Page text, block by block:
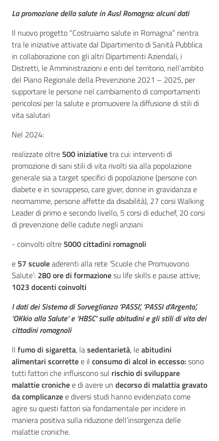
La promozione della salute in Ausl Romagna: alcuni dati
Il nuovo progetto “Costruiamo salute in Romagna” rientra
tra le iniziative attivate dal Dipartimento di Sanità Pubblica
in collaborazione con gli altri Dipartimenti Aziendali, i
Distretti, le Amministrazioni e enti del territorio, nell’ambito
del Piano Regionale della Prevenzione 2021 – 2025, per
supportare le persone nel cambiamento di comportamenti
pericolosi per la salute e promuovere la diffusione di stili di
vita salutari
Nel 2024:
realizzate oltre 500 iniziativetra cui: interventi di
promozione di sani stili di vita rivolti sia alla popolazione
generale sia a target specifici di popolazione (persone con
diabete e in sovrappeso, care giver, donne in gravidanza e
neomamme, persone affette da disabilità), 27 corsi Walking
Leader di primo e secondo livello, 5 corsi di educhef, 20 corsi
di prevenzione delle cadute negli anziani
- coinvolti oltre 5000 cittadini romagnoli
e 57 scuoleaderenti alla rete ‘Scuole che Promuovono
Salute’: 280 ore di formazionesu life skills e pause attive;
1023 docenti coinvolti
I dati dei Sistema di Sorveglianza ‘PASSI’, ‘PASSI d’Argento’,
‘OKkio alla Salute’ e ‘HBSC’ sulle abitudini e gli stili di vita dei
cittadini romagnoli
Il fumo di sigaretta, lasedentarietà, leabitudini
alimentari scorrettee il consumo di alcol in eccesso: sono
tutti fattori che influiscono sul rischiodi sviluppare
malattie cronichee di avere un decorso di malattia gravato
da complicanzee diversi studi hanno evidenziato come
agire su questi fattori sia fondamentale per incidere in
maniera positiva sulla riduzione dell’insorgenza delle
malattie croniche.